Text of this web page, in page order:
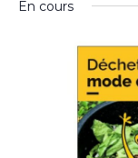
En cours